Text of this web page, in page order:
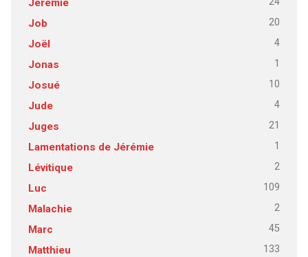
Jérémie
Job 20
Joël 4
Jonas 1
Josué 10
Jude 4
Juges 21
Lamentations de Jérémie 1
Lévitique 2
Luc 109
Malachie 2
Marc 45
Matthieu 133